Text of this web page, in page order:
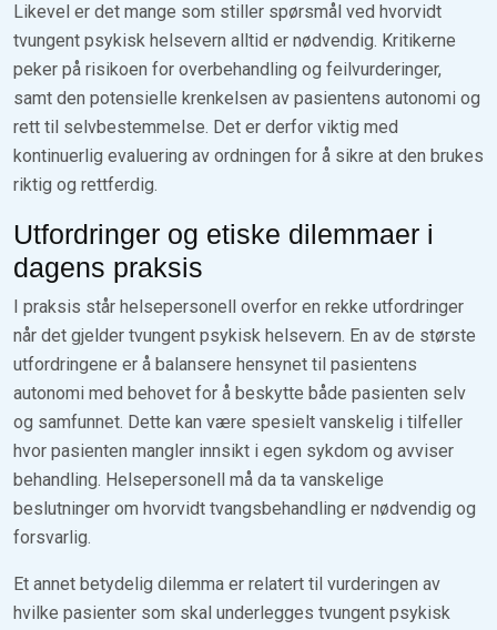
Likevel er det mange som stiller spørsmål ved hvorvidt
tvungent psykisk helsevern alltid er nødvendig. Kritikerne
peker på risikoen for overbehandling og feilvurderinger,
samt den potensielle krenkelsen av pasientens autonomi og
rett til selvbestemmelse. Det er derfor viktig med
kontinuerlig evaluering av ordningen for å sikre at den brukes
riktig og rettferdig.
Utfordringer og etiske dilemmaer i
dagens praksis
I praksis står helsepersonell overfor en rekke utfordringer
når det gjelder tvungent psykisk helsevern. En av de største
utfordringene er å balansere hensynet til pasientens
autonomi med behovet for å beskytte både pasienten selv
og samfunnet. Dette kan være spesielt vanskelig i tilfeller
hvor pasienten mangler innsikt i egen sykdom og avviser
behandling. Helsepersonell må da ta vanskelige
beslutninger om hvorvidt tvangsbehandling er nødvendig og
forsvarlig.
Et annet betydelig dilemma er relatert til vurderingen av
hvilke pasienter som skal underlegges tvungent psykisk